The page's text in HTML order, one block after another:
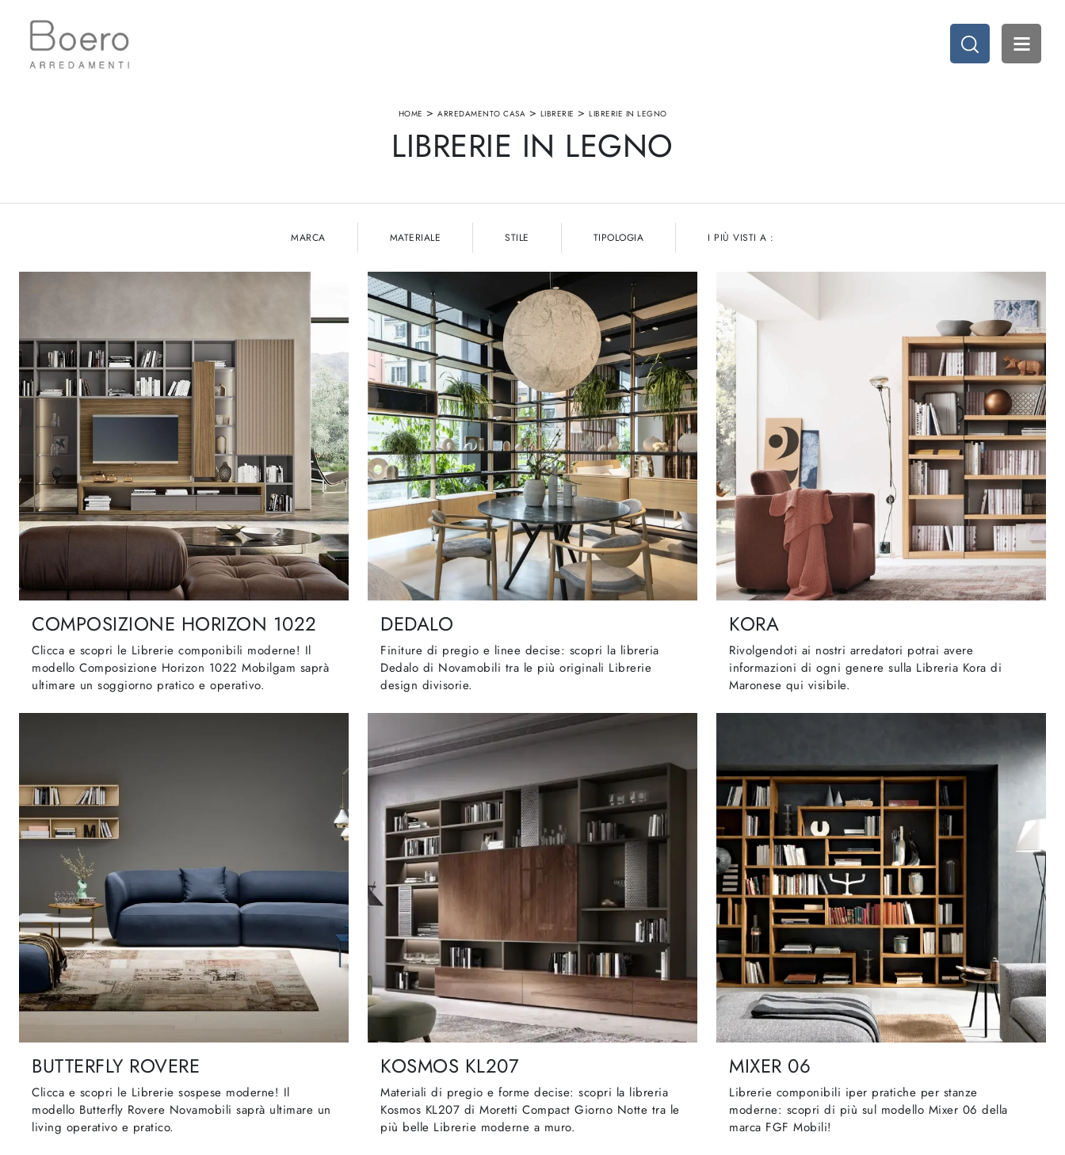
HOME > ARREDAMENTO CASA > LIBRERIE > LIBRERIE IN LEGNO
LIBRERIE IN LEGNO
MARCA MATERIALE STILE TIPOLOGIA I PIÙ VISTI A :
COMPOSIZIONE HORIZON 1022
Clicca e scopri le Librerie componibili moderne! Il
modello Composizione Horizon 1022 Mobilgam saprà
ultimare un soggiorno pratico e operativo.
DEDALO
Finiture di pregio e linee decise: scopri la libreria
Dedalo di Novamobili tra le più originali Librerie
design divisorie.
KORA
Rivolgendoti ai nostri arredatori potrai avere
informazioni di ogni genere sulla Libreria Kora di
Maronese qui visibile.
BUTTERFLY ROVERE
Clicca e scopri le Librerie sospese moderne! Il
modello Butterfly Rovere Novamobili saprà ultimare un
living operativo e pratico.
KOSMOS KL207
Materiali di pregio e forme decise: scopri la libreria
Kosmos KL207 di Moretti Compact Giorno Notte tra le
più belle Librerie moderne a muro.
MIXER 06
Librerie componibili iper pratiche per stanze
moderne: scopri di più sul modello Mixer 06 della
marca FGF Mobili!